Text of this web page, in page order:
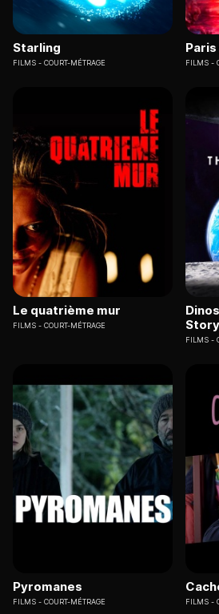
Starling
FILMS COURT-MÉTRAGE FILMS
Le quatrième mur
FILMS COURT-MÉTRAGE
Story
FILMS
Pyromanes
FILMS COURT-MÉTRAGE FILMS